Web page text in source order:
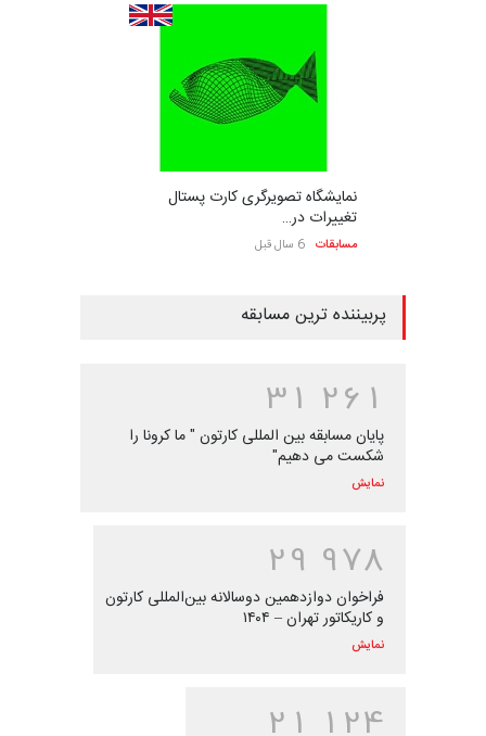
نمایشگاه تصویرگری کارت پستال
تغییرات در…
مسابقات 6 سال قبل
پربیننده ترین مسابقه
31 26 1
پایان مسابقه بین المللی کارتون " ما کرونا را
شکست می دهیم"
نمایش
29 978
فراخوان دوازدهمین دوسالانه بین‌المللی کارتون
و کاریکاتور تهران – ۱۴۰۴
نمایش
2 1 1 24